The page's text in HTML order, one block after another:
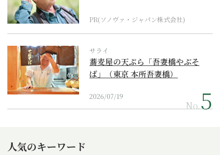
PR(ソノヴァ・ジャパン株式会社)
サライ
蕎麦屋の天ぷら「吾妻橋やぶそ
ば」（東京 本所吾妻橋）
2026/07/19
No.
人気のキーワード